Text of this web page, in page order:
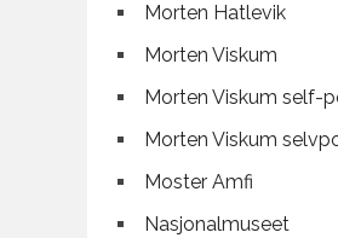
Morten Hatlevik
Morten Viskum
Morten Viskum self-
Morten Viskum
Moster Amfi
Nasjonalmuseet